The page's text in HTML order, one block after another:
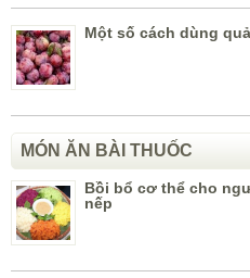
Một số cách dùng
MÓN ĂN BÀI THUỐC
Bồi bổ cơ thể cho
nếp